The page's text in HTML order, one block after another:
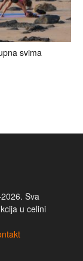
svima
Sva
u celini